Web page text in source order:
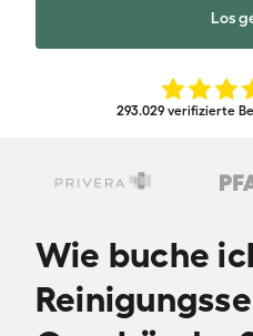
Los
293.029 verifizierte
Wie buche